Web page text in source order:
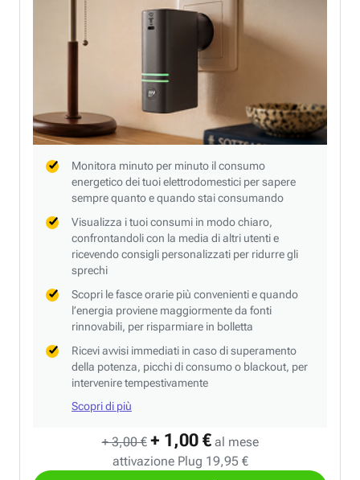
+ 3,00 € + 1,00 € al mese
attivazione Plug 19,95 €
Monitora minuto per minuto il consumo
energetico dei tuoi elettrodomestici per sapere
sempre quanto e quando stai consumando
Visualizza i tuoi consumi in modo chiaro,
confrontandoli con la media di altri utenti e
ricevendo consigli personalizzati per ridurre gli
sprechi
Scopri le fasce orarie più convenienti e quando
l’energia proviene maggiormente da fonti
rinnovabili, per risparmiare in bolletta
Ricevi avvisi immediati in caso di superamento
della potenza, picchi di consumo o blackout, per
intervenire tempestivamente
Scopri di più